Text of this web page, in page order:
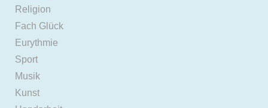
Religion
Fach Glück
Eurythmie
Sport
Musik
Kunst